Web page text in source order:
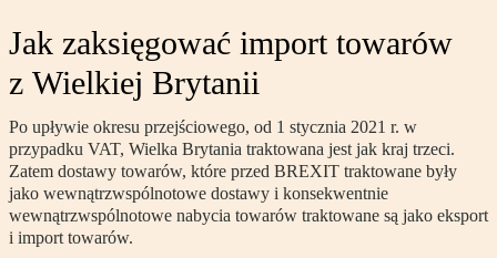
Jak zaksięgować import towarów
z Wielkiej Brytanii
Po upływie okresu przejściowego, od 1 stycznia 2021 r. w
przypadku VAT, Wielka Brytania traktowana jest jak kraj trzeci.
Zatem dostawy towarów, które przed BREXIT traktowane były
jako wewnątrzwspólnotowe dostawy i konsekwentnie
wewnątrzwspólnotowe nabycia towarów traktowane są jako eksport
i import towarów.